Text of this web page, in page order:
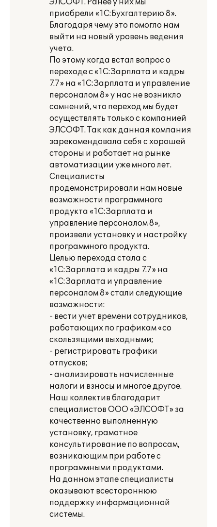
ЭЛСОФТ. Ранее у них мы
приобрели «1С:Бухгалтерию 8».
Благодаря чему это помогло нам
выйти на новый уровень ведения
учета.
По этому когда встал вопрос о
переходе с «1С:Зарплата и кадры
7.7» на «1С:Зарплата и управление
персоналом 8» у нас не возникло
сомнений, что переход мы будет
осуществлять только с компанией
ЭЛСОФТ. Так как данная компания
зарекомендовала себя с хорошей
стороны и работает на рынке
автоматизации уже много лет.
Специалисты
продемонстрировали нам новые
возможности программного
продукта «1С:Зарплата и
управление персоналом 8»,
произвели установку и настройку
программного продукта.
Целью перехода стала с
«1С:Зарплата и кадры 7.7» на
«1С:Зарплата и управление
персоналом 8» стали следующие
возможности:
- вести учет времени сотрудников,
работающих по графикам «со
скользящими выходными;
- регистрировать графики
отпусков;
- анализировать начисленные
налоги и взносы и многое другое.
Наш коллектив благодарит
специалистов ООО «ЭЛСОФТ» за
качественно выполненную
установку, грамотное
консультирование по вопросам,
возникающим при работе с
программными продуктами.
На данном этапе специалисты
оказывают всестороннюю
поддержку информационной
системы.